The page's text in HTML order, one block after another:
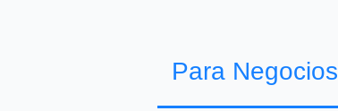
Para Negocios